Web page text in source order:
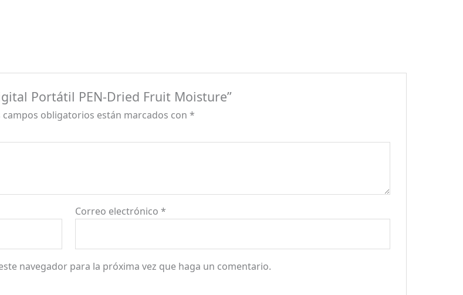
Portátil PEN-Dried Fruit Moisture”
campos obligatorios están marcados con *
Correo electrónico *
navegador para la próxima vez que haga un comentario.